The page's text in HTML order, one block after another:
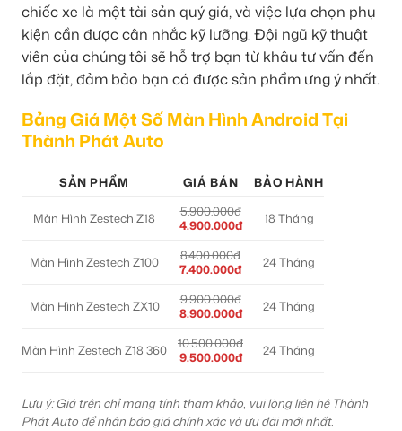
chiếc xe là một tài sản quý giá, và việc lựa chọn phụ
kiện cần được cân nhắc kỹ lưỡng. Đội ngũ kỹ thuật
viên của chúng tôi sẽ hỗ trợ bạn từ khâu tư vấn đến
lắp đặt, đảm bảo bạn có được sản phẩm ưng ý nhất.
Bảng Giá Một Số Màn Hình Android Tại
Thành Phát Auto
SẢN PHẨM GIÁ BÁN BẢO HÀNH
Màn Hình Zestech Z18
5.900.000đ
4.900.000đ
18 Tháng
Màn Hình Zestech Z100
8.400.000đ
7.400.000đ
24 Tháng
Màn Hình Zestech ZX10
9.900.000đ
8.900.000đ
24 Tháng
Màn Hình Zestech Z18 360
10.500.000đ
9.500.000đ
24 Tháng
Lưu ý: Giá trên chỉ mang tính tham khảo, vui lòng liên hệ Thành
Phát Auto để nhận báo giá chính xác và ưu đãi mới nhất.